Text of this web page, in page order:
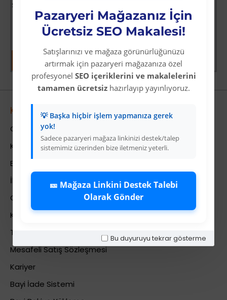
Pazaryeri Mağazanız İçin
Ücretsiz SEO Makalesi!
Satışlarınızı ve mağaza görünürlüğünüzü
artırmak için pazaryeri mağazanıza özel
profesyonel SEO içeriklerini ve makalelerini
tamamen ücretsizhazırlayıp yayınlıyoruz.
💡 Başka hiçbir işlem yapmanıza gerek
yok!
Sadece pazaryeri mağaza linkinizi destek/talep
sistemimiz üzerinden bize iletmeniz yeterli.
🎫 Mağaza Linkini Destek Talebi
Olarak Gönder
Bu duyuruyu tekrar gösterme
Üyelere Özel Fiyat
Üye Olunuz
Kurumsal
Colezium Hakkında
Kurumsal Bilgiler
Banka Hesab Bilgileri
İletişim
Gizlilik Politikası
Kullanıcı Sözleşmesi
Teslimat Bilgileri
Mesafeli Satış Sözleşmesi
Kariyer
Bayi İade Sistemi